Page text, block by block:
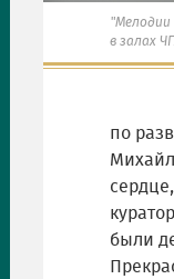
"Мелодии
в залах
по
были